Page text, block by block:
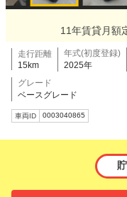
11年賃貸月額
走行距離
15km
年式(初度登録)
2025年
グレード
ベースグレード
車両ID 0003040865